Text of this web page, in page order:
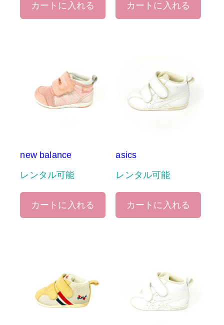
カートに入れる カートに入れる
new balance
レンタル可能
カートに入れる
asics
レンタル可能
カートに入れる